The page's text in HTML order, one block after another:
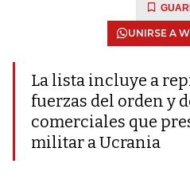
UNIRSE A
La lista incluye a
fuerzas del orden y
comerciales que
militar a Ucrania